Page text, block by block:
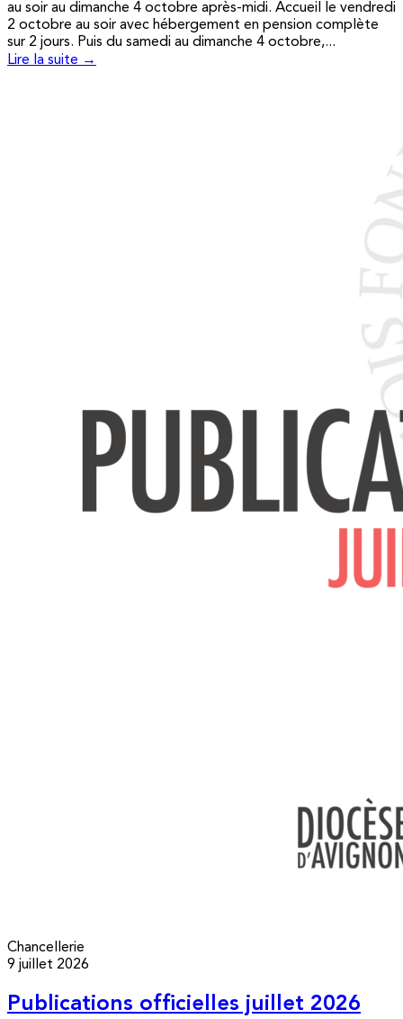
au soir au dimanche 4 octobre après-midi. Accueil le vendredi
2 octobre au soir avec hébergement en pension complète
sur 2 jours. Puis du samedi au dimanche 4 octobre,...
Lire la suite →
Chancellerie
9 juillet 2026
Publications officielles juillet 2026